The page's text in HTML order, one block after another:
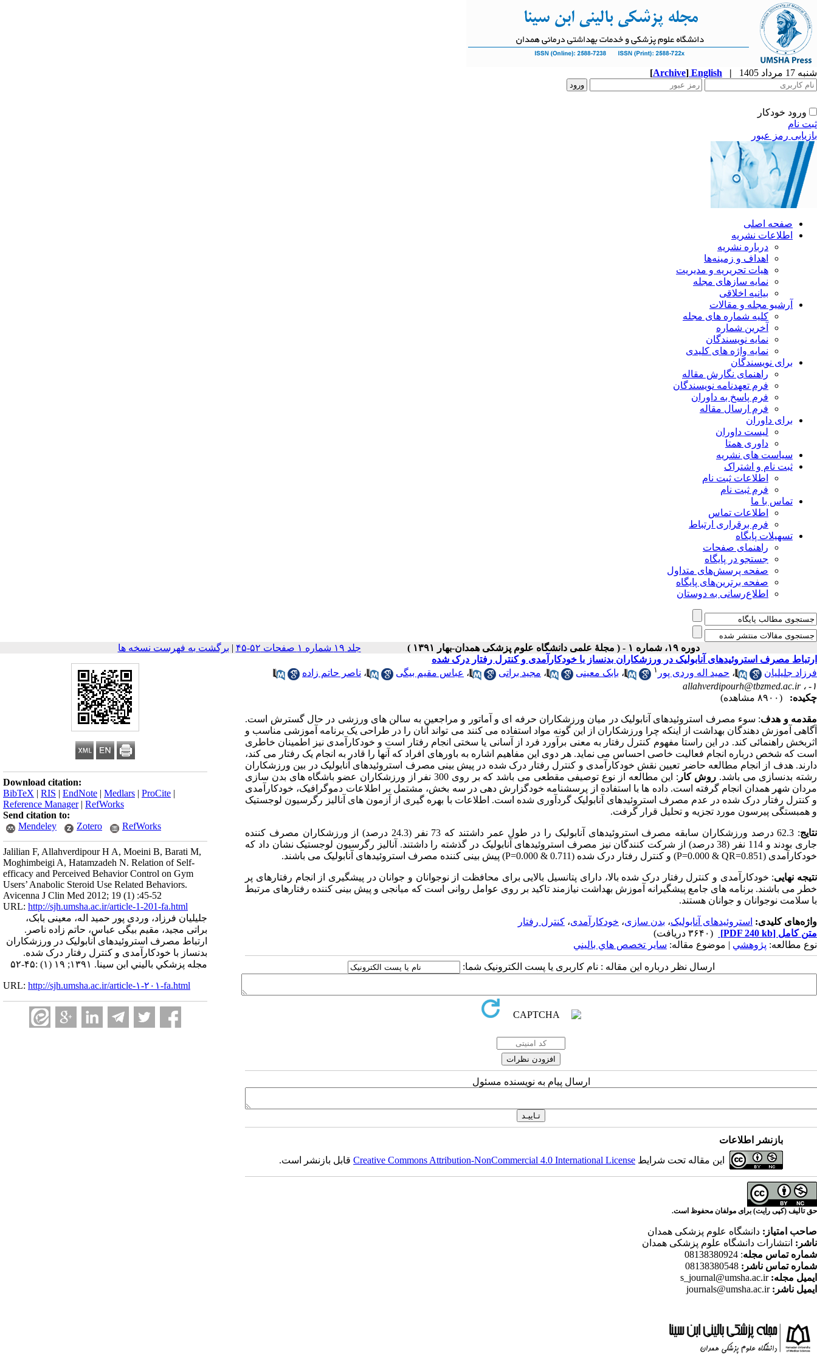
شنبه 17 مرداد 1405 |
English
[Archive]
ورود خودکار
ثبت نام
بازیابی رمز عبور
صفحه اصلی
اطلاعات نشریه
درباره نشریه
اهداف و زمینه‌ها
هیات تحریریه و مدیریت
نمایه سازهای مجله
بیانیه اخلاقی
آرشیو مجله و مقالات
کلیه شماره های مجله
آخرین شماره
نمایه نویسندگان
نمایه واژه های کلیدی
برای نویسندگان
راهنمای نگارش مقاله
فرم تعهدنامه نویسندگان
فرم پاسخ به داوران
فرم ارسال مقاله
برای داوران
لیست داوران
داوری همتا
سیاست های نشریه
ثبت نام و اشتراک
اطلاعات ثبت نام
فرم ثبت نام
تماس با ما
اطلاعات تماس
فرم برقراری ارتباط
تسهیلات پایگاه
راهنمای صفحات
جستجو در پایگاه
صفحه پرسش‌های متداول
صفحه برترین‌های پایگاه
اطلاع‌رسانی به دوستان
دوره ۱۹، شماره ۱ - ( مجلۀ علمی دانشگاه علوم پزشکی همدان-بهار ۱۳۹۱ ) جلد ۱۹ شماره ۱ صفحات ۵۲-۴۵ | برگشت به فهرست نسخه ها
Download citation:
BibTeX | RIS | EndNote | Medlars | ProCite |
Reference Manager| RefWorks
Send citation to:
Mendeley
Zotero RefWorks
Jalilian F, Allahverdipour H A, Moeini B, Barati M,
Moghimbeigi A, Hatamzadeh N. Relation of Self-
efficacy and Perceived Behavior Control on Gym
Users’ Anabolic Steroid Use Related Behaviors.
Avicenna J Clin Med 2012; 19 (1) :45-52
URL: http://sjh.umsha.ac.ir/article-1-201-fa.html
جلیلیان فرزاد، وردی پور حمید اله، معینی بابک،
براتی مجید، مقیم بیگی عباس، حاتم زاده ناصر.
ارتباط مصرف استروئیدهای آنابولیک در ورزشکاران
بدنساز با خودکارآمدی و کنترل رفتار درک شده.
مجله پزشكي باليني ابن سينا. ۱۳۹۱; ۱۹ (۱) :۴۵-۵۲
URL: http://sjh.umsha.ac.ir/article-۱-۲۰۱-fa.html
ارتباط مصرف استروئیدهای آنابولیک در ورزشکاران بدنساز با خودکارآمدی و کنترل رفتار درک شده
فرزاد جلیلیان
، حمید اله وردی پور ۱ ، بابک معینی ، مجید براتی ، عباس مقیم بیگی ، ناصر حاتم زاده
۱- ،
allahverdipourh@tbzmed.ac.ir
چکیده:
(۸۹۰۰ مشاهده)
مقدمه و هدف: سوء مصرف استروئیدهای آنابولیک در میان ورزشکاران حرفه ای و آماتور و مراجعین به سالن های ورزشی در حال گسترش است.
آگاهی آموزش دهندگان بهداشت از اینکه چرا ورزشکاران از این گونه مواد استفاده می کنند می تواند آنان را در طراحی یک برنامه آموزشی مناسب و
اثربخش راهنمائی کند. در این راستا مفهوم کنترل رفتار به معنی برآورد فرد از آسانی یا سختی انجام رفتار است و خودکارآمدی نیز اطمینان خاطری
است که شخص درباره انجام فعالیت خاصی احساس می نماید. هر دوی این مفاهیم اشاره به باورهای افراد که آنها را قادر به انجام یک رفتار می کند،
دارند. هدف از انجام مطالعه حاضر تعیین نقش خودکارآمدی و کنترل رفتار درک شده در پیش بینی مصرف استروئیدهای آنابولیک در بین ورزشکاران
رشته بدنسازی می باشد. روش کار
: این مطالعه از نوع توصیفی مقطعی می باشد که بر روی 300 نفر از ورزشکاران عضو باشگاه های بدن سازی
مردان شهر همدان انجام گرفته است. داده ها با استفاده از پرسشنامه خودگزارش دهی در سه بخش، مشتمل بر اطلاعات دموگرافیک، خودکارآمدی
و کنترل رفتار درک شده در عدم مصرف استروئیدهای آنابولیک گردآوری شده است. اطلاعات با بهره گیری از آزمون های آنالیز رگرسیون لوجستیک
و همبستگی پیرسون مورد تجزیه و تحلیل قرار گرفت.
نتایج
: 62.3 درصد ورزشکاران سابقه مصرف استروئیدهای آنابولیک را در طول عمر داشتند که 73 نفر (24.3 درصد) از ورزشکاران مصرف کننده
جاری بودند و 114 نفر (38 درصد) از شرکت کنندگان نیز مصرف استروئیدهای آنابولیک در گذشته را داشتند. آنالیز رگرسیون لوجستیک نشان داد که
خودکارآمدی (P=0.000 & QR=0.851) و کنترل رفتار درک شده (P=0.000 & 0.711) پیش بینی کننده مصرف استروئیدهای آنابولیک می باشند.
نتیجه نهایی: خودکارآمدی و کنترل رفتار درک شده بالا، دارای پتانسیل بالایی برای محافظت از نوجوانان و جوانان در پیشگیری از انجام رفتارهای پر
خطر می باشند. برنامه های جامع پیشگیرانه آموزش بهداشت نیازمند تاکید بر روی عوامل روانی است که میانجی و پیش بینی کننده رفتارهای مرتبط
با سلامت نوجوانان و جوانان هستند.
واژه‌های کلیدی: استروئیدهای آنابولیک، بدن سازی، خودکارآمدی، کنترل رفتار
متن کامل [PDF 240 kb]
(۳۶۴۰ دریافت)
نوع مطالعه: پژوهشي | موضوع مقاله: سایر تخصص هاي باليني
ارسال نظر درباره این مقاله : نام کاربری یا پست الکترونیک شما:
ارسال پیام به نویسنده مسئول
بازنشر اطلاعات
این مقاله تحت شرایط Creative Commons Attribution-NonCommercial 4.0 International Licenseقابل بازنشر است.
حق تالیف (کپی رایت) برای مولفان محفوظ است.
صاحب امتیاز: دانشگاه علوم پزشکی همدان
ناشر: انتشارات دانشگاه علوم پزشکی همدان
شماره تماس مجله: 08138380924
شماره تماس ناشر:
ایمیل مجله: s_journal@umsha.ac.ir
ایمیل ناشر: journals@umsha.ac.ir